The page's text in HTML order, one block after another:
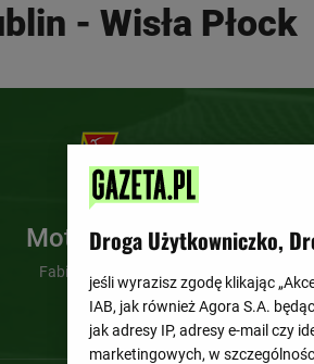
- Wisła Płock
Motor Lublin
Fabio Ronaldo (4')
Droga Użytkowniczko,
jeśli wyrazisz zgodę klikając
IAB, jak również Agora S.A.
jak adresy IP, adresy e-mail czy
marketingowych, w